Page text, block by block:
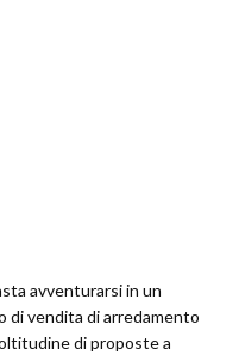
avventurarsi in un
di vendita di arredamento
di proposte a